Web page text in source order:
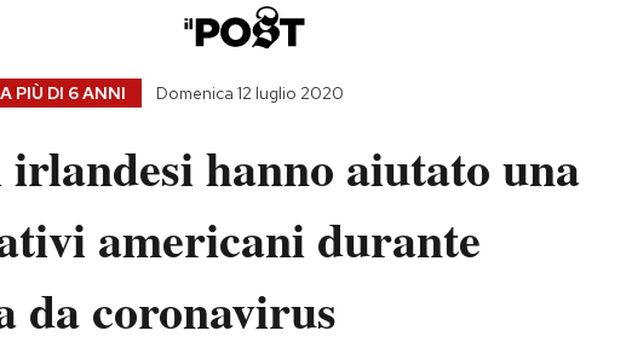
PIÙ DI 6 ANNI Domenica 12 luglio 2020
irlandesi hanno aiutato una
americani durante
da coronavirus